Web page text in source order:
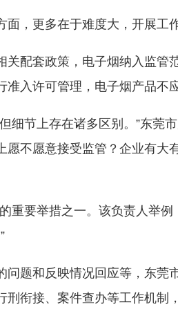
，更多在于难度大，开展工作
配套政策，电子烟纳入监
入许可管理，电子烟产品不
细节上存在诸多区别。”东
不愿意接受监管？企业有
要举措之一。该负责人举
题和反映情况回应等，东
衔接、案件查办等工作机